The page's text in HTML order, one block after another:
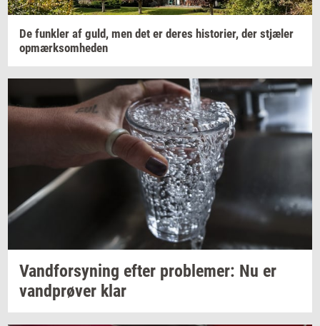
De funk­ler af guld, men det er deres hi­sto­ri­er, der stjæ­ler
op­mærk­som­he­den
Vand­for­sy­ning efter pro­ble­mer: Nu er
vand­prø­ver klar